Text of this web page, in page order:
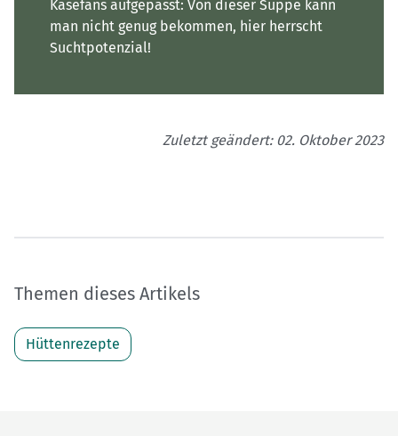
Käsefans aufgepasst: Von dieser Suppe kann
man nicht genug bekommen, hier herrscht
Suchtpotenzial!
Zuletzt geändert: 02. Oktober 2023
Themen dieses Artikels
Hüttenrezepte